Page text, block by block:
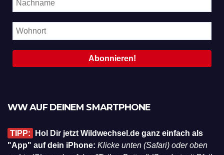
WW AUF DEINEM SMARTPHONE
TIPP:
Hol Dir jetzt Wildwechsel.de ganz einfach als
"App" auf dein iPhone: Klicke unten (Safari) oder oben